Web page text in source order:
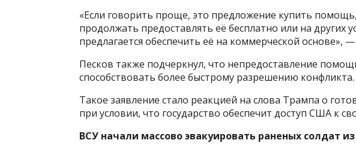
«Если говорить проще, это предложение купить
продолжать предоставлять её бесплатно или на других
предлагается обеспечить её на коммерческой основе»,
Песков также подчеркнул, что непредоставление
способствовать более быстрому разрешению конфликта.
Такое заявление стало реакцией на слова Трампа о
при условии, что государство обеспечит доступ США к
ВСУ начали массово эвакуировать раненых солдат